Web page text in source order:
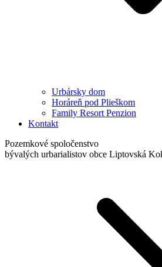
Urbársky dom
Horáreň pod Plieškom
Family Resort Penzion
Kontakt
Pozemkové spoločenstvo
bývalých urbarialistov obce Liptovská